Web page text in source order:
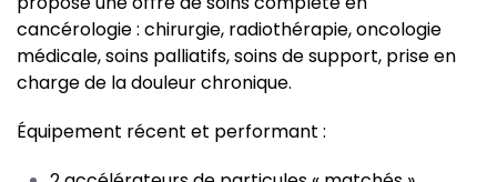
cancérologie : chirurgie, radiothérapie, oncologie
médicale, soins palliatifs, soins de support, prise en
charge de la douleur chronique.
Équipement récent et performant :